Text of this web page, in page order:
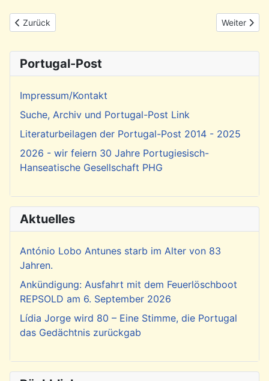
Vorheriger Beitrag: 40 Jahre ABLA Lissabon - wir gratulieren
Zurück Nächster
Weiter
Portugal-Post
Impressum/Kontakt
Suche, Archiv und Portugal-Post Link
Literaturbeilagen der Portugal-Post 2014 - 2025
2026 - wir feiern 30 Jahre Portugiesisch-
Hanseatische Gesellschaft PHG
Aktuelles
António Lobo Antunes starb im Alter von 83
Jahren.
Ankündigung: Ausfahrt mit dem Feuerlöschboot
REPSOLD am 6. September 2026
Lídia Jorge wird 80 – Eine Stimme, die Portugal
das Gedächtnis zurückgab